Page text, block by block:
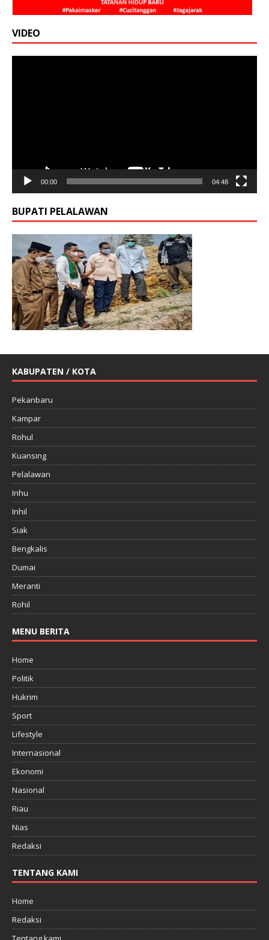
VIDEO
00:00 04:48
BUPATI PELALAWAN
KABUPATEN / KOTA
Pekanbaru
Kampar
Rohul
Kuansing
Pelalawan
Inhu
Inhil
Siak
Bengkalis
Dumai
Meranti
Rohil
MENU BERITA
Home
Politik
Hukrim
Sport
Lifestyle
Internasional
Ekonomi
Nasional
Riau
Nias
Redaksi
TENTANG KAMI
Home
Redaksi